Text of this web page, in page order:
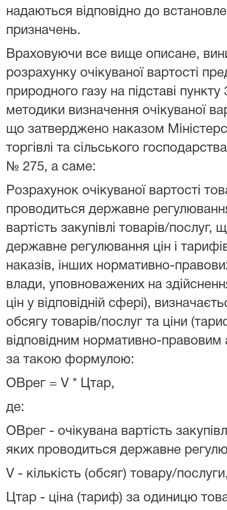
надаються відповідно до
призначень.
Враховуючи все вище описане,
розрахунку очікуваної вартості
природного газу на підставі пункту
методики визначення очікуваної
що затверджено наказом
торгівлі та сільського
№ 275, а саме:
Розрахунок очікуваної вартості
проводиться державне
вартість закупівлі товарів/
державне регулювання цін і
наказів, інших нормативно-
влади, уповноважених на
цін у відповідній сфері),
обсягу товарів/послуг та ціни
відповідним нормативно-
за такою формулою:
ОВрег = V * Цтар,
де:
ОВрег - очікувана вартість
яких проводиться державне
V - кількість (обсяг) товару/
Цтар - ціна (тариф) за одиницю